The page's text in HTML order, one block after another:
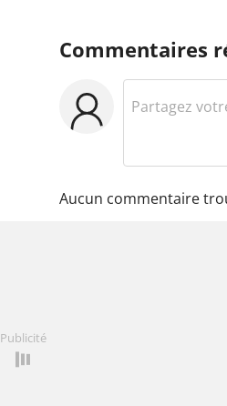
Commentaires
Aucun commentaire
Publicité